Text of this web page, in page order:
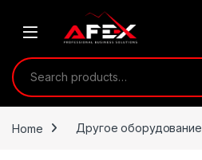
Search for:
Home Другое оборудование